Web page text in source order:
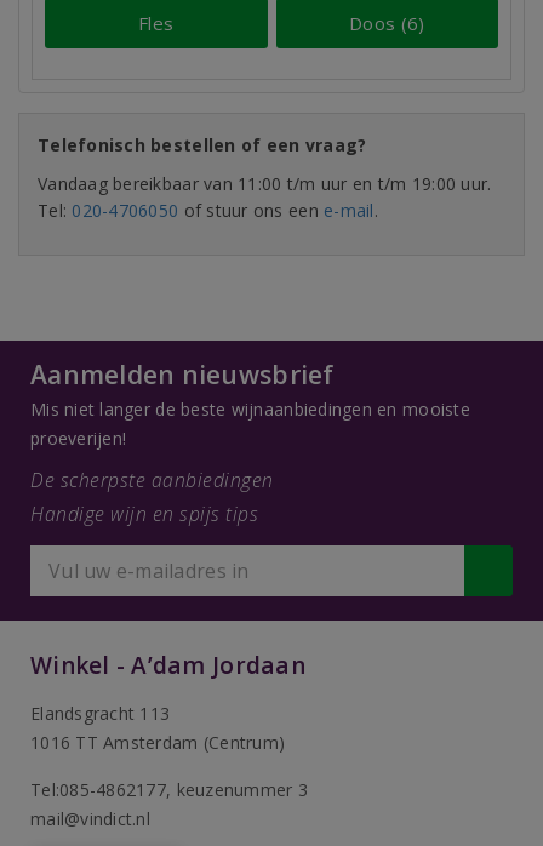
Fles Doos (6)
Telefonisch bestellen of een vraag?
Vandaag bereikbaar van 11:00 t/m uur en t/m 19:00 uur.
Tel: 020-4706050 of stuur ons een e-mail.
Aanmelden nieuwsbrief
Mis niet langer de beste wijnaanbiedingen en mooiste
proeverijen!
De scherpste aanbiedingen
Handige wijn en spijs tips
Winkel - A’dam Jordaan
Elandsgracht 113
1016 TT Amsterdam (Centrum)
Tel:085-4862177, keuzenummer 3
mail@vindict.nl